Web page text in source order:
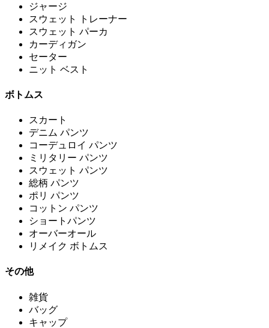
ジャージ
スウェット トレーナー
スウェット パーカ
カーディガン
セーター
ニット ベスト
ボトムス
スカート
デニム パンツ
コーデュロイ パンツ
ミリタリー パンツ
スウェット パンツ
総柄 パンツ
ポリ パンツ
コットン パンツ
ショートパンツ
オーバーオール
リメイク ボトムス
その他
雑貨
バッグ
キャップ